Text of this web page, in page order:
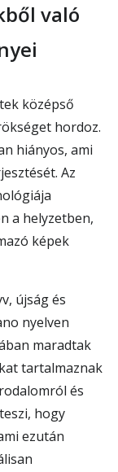
való
középső
hordoz.
hiányos, ami
Az
a helyzetben,
képek
újság és
nyelven
maradtak
tartalmaznak
és
hogy
ezután